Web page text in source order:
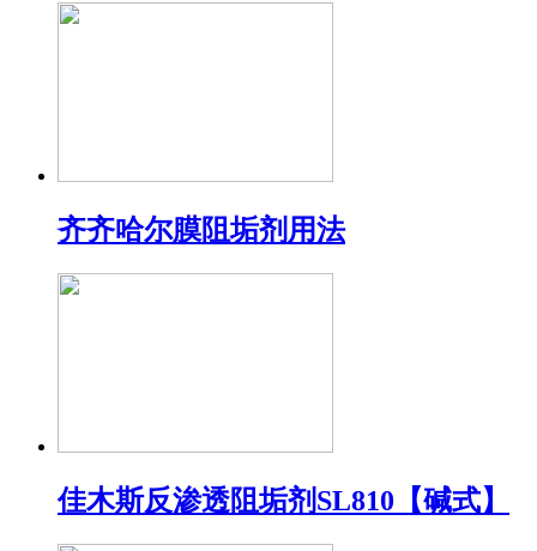
齐齐哈尔膜阻垢剂用法
佳木斯反渗透阻垢剂SL810【碱式】